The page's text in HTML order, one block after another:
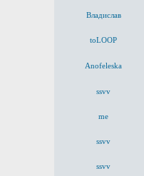
Владислав
toLOOP
Anofeleska
ssvv
me
ssvv
ssvv